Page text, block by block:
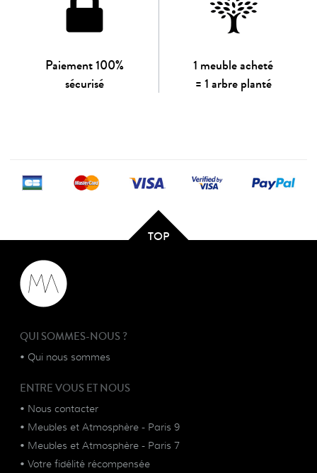
Paiement 100%
sécurisé
1 meuble acheté
= 1 arbre planté
TOP
QUI SOMMES-NOUS ?
• Qui nous sommes
ENTRE VOUS ET NOUS
• Nous contacter
• Meubles et Atmosphère - Paris 9
• Meubles et Atmosphère - Paris 7
• Votre fidélité récompensée